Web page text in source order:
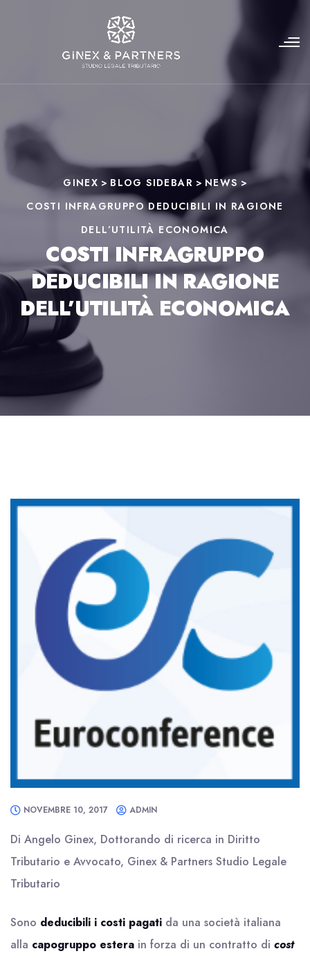
GINEX > BLOG SIDEBAR > NEWS >
COSTI INFRAGRUPPO DEDUCIBILI IN RAGIONE
DELL’UTILITÀ ECONOMICA
COSTI INFRAGRUPPO
DEDUCIBILI IN RAGIONE
DELL’UTILITÀ ECONOMICA
NOVEMBRE 10, 2017 ADMIN
Di Angelo Ginex, Dottorando di ricerca in Diritto
Tributario e Avvocato, Ginex & Partners Studio Legale
Tributario
Sono deducibili i costi pagati da una società italiana
alla capogruppo estera in forza di un contratto di cost